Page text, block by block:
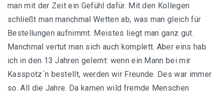
man mit der Zeit ein Gefühl dafür. Mit den Kollegen
schließt man manchmal Wetten ab, was man gleich für
Bestellungen aufnimmt. Meistes liegt man ganz gut.
Manchmal vertut man sich auch komplett. Aber eins hab
ich in den 13 Jahren gelernt: wenn ein Mann bei mir
Kasspotz´n bestellt, werden wir Freunde. Des war immer
so. All die Jahre. Da kamen wild fremde Menschen